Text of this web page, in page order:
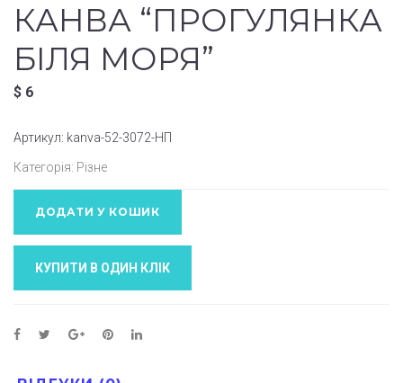
КАНВА “ПРОГУЛЯНКА
БІЛЯ МОРЯ”
$ 6
Артикул: kanva-52-3072-НП
Категорія: Різне
ДОДАТИ У КОШИК
КУПИТИ В ОДИН КЛIК